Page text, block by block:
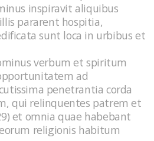
inspiravit aliquibus
pararent hospitia,
sunt loca in urbibus et
verbum et spiritum
ad
penetrantia corda
qui relinquentes patrem et
et omnia quae habebant
religionis habitum